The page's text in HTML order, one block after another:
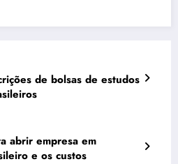
de bolsas de estudos
abrir empresa em
e os custos